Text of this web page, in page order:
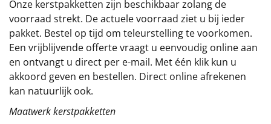
Per stuk
Alle overige
Onze kerstpakketten zijn beschikbaar zolang de
voorraad strekt. De actuele voorraad ziet u bij ieder
pakket. Bestel op tijd om teleurstelling te voorkomen.
Een vrijblijvende offerte vraagt u eenvoudig online aan
en ontvangt u direct per e-mail. Met één klik kun u
akkoord geven en bestellen. Direct online afrekenen
kan natuurlijk ook.
Maatwerk kerstpakketten